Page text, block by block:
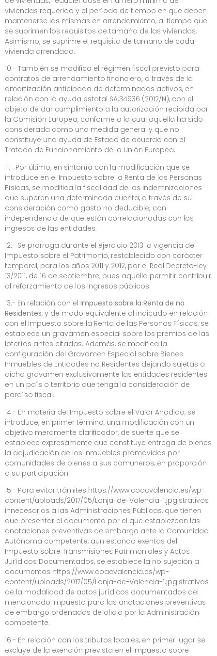
viviendas requerido y el período de tiempo en que deben
mantenerse las mismas en arrendamiento, al tiempo que
se suprimen los requisitos de tamaño de las viviendas.
Asimismo, se suprime el requisito de tamaño de cada
vivienda arrendada.
10.- También se modifica el régimen fiscal previsto para
contratos de arrendamiento financiero, a través de la
amortización anticipada de determinados activos, en
relación con la ayuda estatal SA.34936 (2012/N), con el
objeto de dar cumplimiento a la autorización recibida por
la Comisión Europea, conforme a la cual aquella ha sido
considerada como una medida general y que no
constituye una ayuda de Estado de acuerdo con el
Tratado de Funcionamiento de la Unión Europea.
11.- Por último, en sintonía con la modificación que se
introduce en el Impuesto sobre la Renta de las Personas
Físicas, se modifica la fiscalidad de las indemnizaciones
que superen una determinada cuenta, a través de su
consideración como gasto no deducible, con
independencia de que están correlacionadas con los
ingresos de las entidades.
12.- Se prorroga durante el ejercicio 2013 la vigencia del
Impuesto sobre el Patrimonio, restablecido con carácter
temporal, para los años 2011 y 2012, por el Real Decreto-ley
13/2011, de 16 de septiembre, pues aquella permitir contribuir
al reforzamiento de los ingresos públicos.
13.- En relación con el Impuesto sobre la Renta de no
Residentes, y de modo equivalente al indicado en relación
con el Impuesto sobre la Renta de las Personas Físicas, se
establece un gravamen especial sobre los premios de las
loterías antes citadas. Además, se modifica la
configuración del Gravamen Especial sobre Bienes
Inmuebles de Entidades no Residentes dejando sujetas a
dicho gravamen exclusivamente las entidades residentes
en un país o territorio que tenga la consideración de
paraíso fiscal.
14.- En materia del Impuesto sobre el Valor Añadido, se
introduce, en primer término, una modificación con un
objetivo meramente clarificador, de suerte que se
establece expresamente que constituye entrega de bienes
la adjudicación de los inmuebles promovidos por
comunidades de bienes a sus comuneros, en proporción
a su participación.
15.- Para evitar trámites https://www.coacvalencia.es/wp-
content/uploads/2017/05/Lonja-de-Valencia-1.jpgistrativos
innecesarios a las Administraciones Públicas, que tienen
que presentar el documento por el que establezcan las
anotaciones preventivas de embargo ante la Comunidad
Autónoma competente, aun estando exentas del
Impuesto sobre Transmisiones Patrimoniales y Actos
Jurídicos Documentados, se establece la no sujeción a
documentos https://www.coacvalencia.es/wp-
content/uploads/2017/05/Lonja-de-Valencia-1.jpgistrativos
de la modalidad de actos jurídicos documentados del
mencionado impuesto para las anotaciones preventivas
de embargo ordenadas de oficio por la Administración
competente.
16.- En relación con los tributos locales, en primer lugar se
excluye de la exención prevista en el Impuesto sobre